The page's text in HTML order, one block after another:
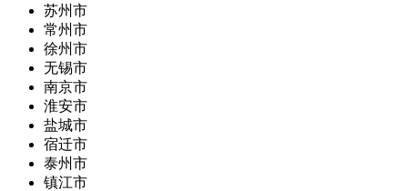
苏州市
常州市
徐州市
无锡市
南京市
淮安市
盐城市
宿迁市
泰州市
镇江市